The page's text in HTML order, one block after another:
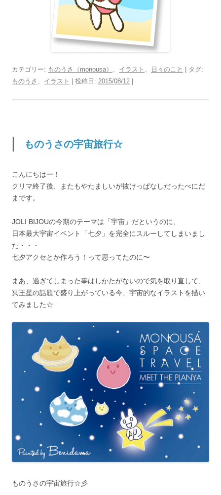
カテゴリー: ものうさ（monousa） 、 イラスト 、 日々のこと
| タグ:
ものうさ 、 イラスト | 投稿日: 2015/08/12
ものうさの宇宙旅行☆
こんにちはー！
クリマ終了後、またもやたましいが抜けっぱなしだったべにだ
まです。
JOLI BIJOUの今期のテーマは「宇宙」だというのに、
日本最大宇宙イベント「七夕」を完全にスルーしてしまいまし
た・・・
七夕アクセとか作ろう！って思ってたのに〜
まあ、過ぎてしまった事はしかたがないので気を取り直して、
冥王星の話題で盛り上がっている今、宇宙的なイラストを描い
てみました☆
ものうさの宇宙旅行☆彡